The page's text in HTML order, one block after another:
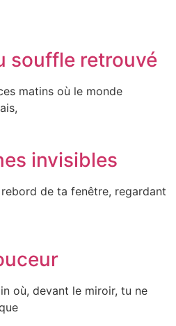
souffle retrouvé
matins où le monde
invisibles
de ta fenêtre, regardant
où, devant le miroir, tu ne